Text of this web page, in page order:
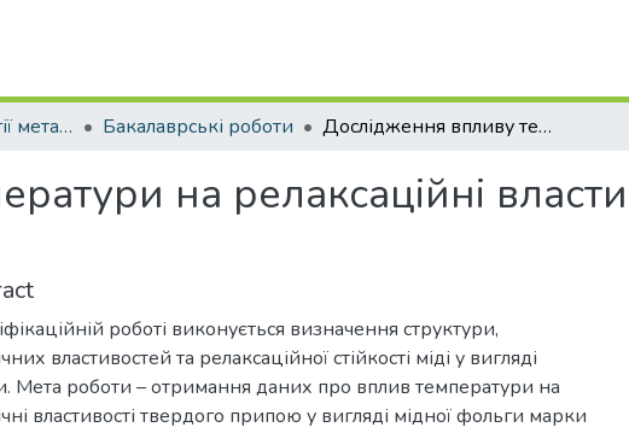
Кафедра технології металів та матеріалознавства Бакалаврські роботи Дослідження впливу температури на релаксаційні властивості мідної фольги
на релаксаційні
роботі виконується визначення структури,
властивостей та релаксаційної стійкості міді у вигляді
Мета роботи – отримання даних про вплив температури на
властивості твердого припою у вигляді мідної фольги марки